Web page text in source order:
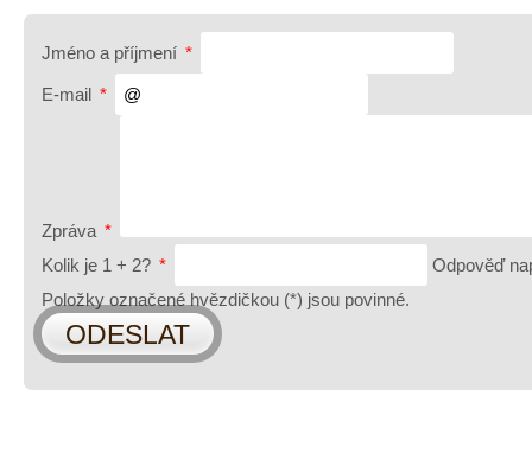
Jméno a příjmení *
E-mail *
Zpráva *
Kolik je 1 + 2? *
Odpověď
Položky označené hvězdičkou (*) jsou povinné.